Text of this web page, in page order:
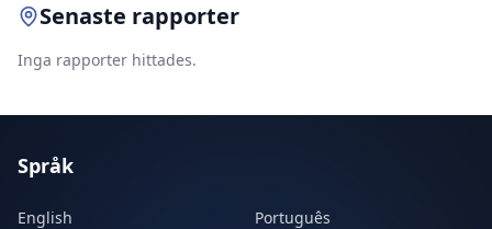
Senaste rapporter
Inga rapporter hittades.
Språk
English
Português